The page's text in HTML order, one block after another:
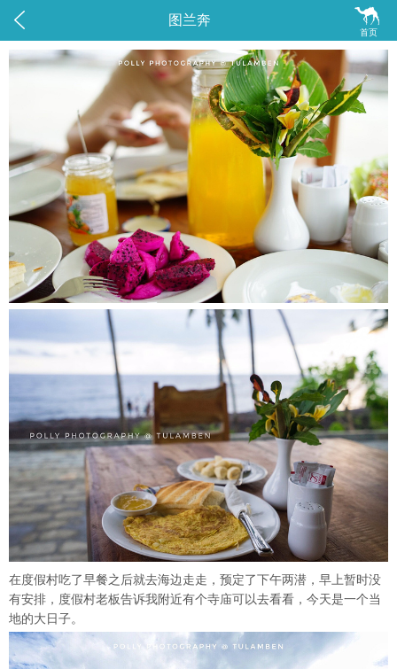
 
首页
图兰奔
在度假村吃了早餐之后就去海边走走，预定了下午两潜，早上暂时没
有安排，度假村老板告诉我附近有个寺庙可以去看看，今天是一个当
地的大日子。